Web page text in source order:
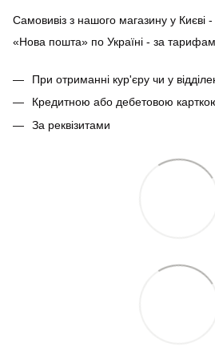
Самовивіз з нашого магазину у Києві
«Нова пошта» по Україні - за
При отриманні кур'єру чи у
Кредитною або дебетовою
За реквізитами